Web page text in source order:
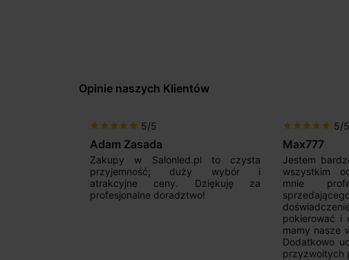
Opinie naszych Klientów
star star star star star 5/5
Adam Zasada
Zakupy w Salonled.pl to czysta
przyjemność; duży wybór i
atrakcyjne ceny. Dziękuję za
profesjonalne doradztwo!
star star star star star 5/5
Max777
Jestem
wszystkim
mnie
pokierować i
mamy nasze
Dodatkowo
przyzwoitych